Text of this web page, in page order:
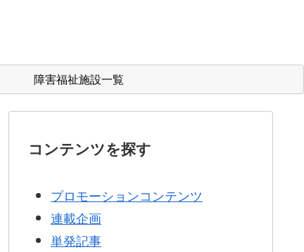
障害福祉施設一覧
コンテンツを探す
プロモーションコンテンツ
連載企画
単発記事